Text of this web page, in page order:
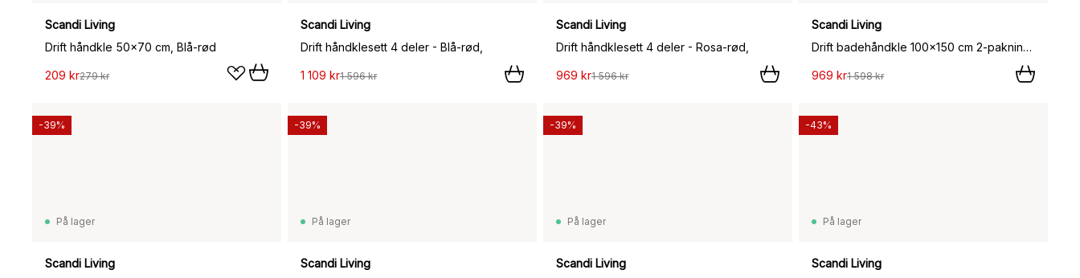
Scandi Living
Drift håndkle 50x70 cm, Blå-rød
209 kr279 kr
Scandi Living
Drift håndklesett 4 deler - Blå-rød,
1 109 kr1 596 kr
Scandi Living
Drift håndklesett 4 deler - Rosa-rød,
969 kr1 596 kr
Scandi Living
Drift badehåndkle 100x150 cm 2-pakning - Blå-rød,
969 kr1 598 kr
På lager
Scandi Living
-39%
På lager
Scandi Living
-39%
På lager
Scandi Living
-39%
På lager
Scandi Living
-43%